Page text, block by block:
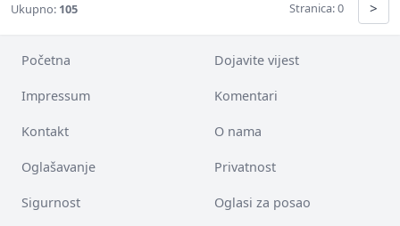
Ukupno: 105 Stranica: 0 >
Početna Dojavite vijest
Impressum Komentari
Kontakt O nama
Oglašavanje Privatnost
Sigurnost Oglasi za posao